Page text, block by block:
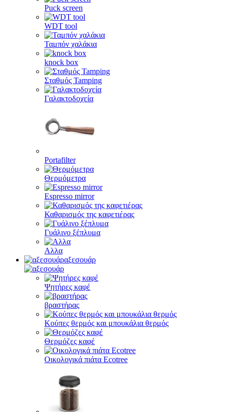
Puck screen
WDT tool
Ταμπόν χαλάκια
knock box
Σταθμός Tamping
Γαλακτοδοχεία
Portafilter
Θερμόμετρα
Espresso mirror
Καθαρισμός της καφετιέρας
Γυάλινο ξέπλυμα
Αλλα
αξεσουάρ
Ψητήρες καφέ
βραστήρας
Κούπες θερμός και μπουκάλια θερμός
Θερμόζες καφέ
Οικολογικά πιάτα Ecotree